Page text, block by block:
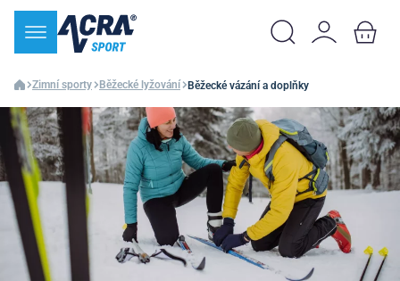
Zimní sporty Běžecké lyžování Běžecké vázání a doplňky